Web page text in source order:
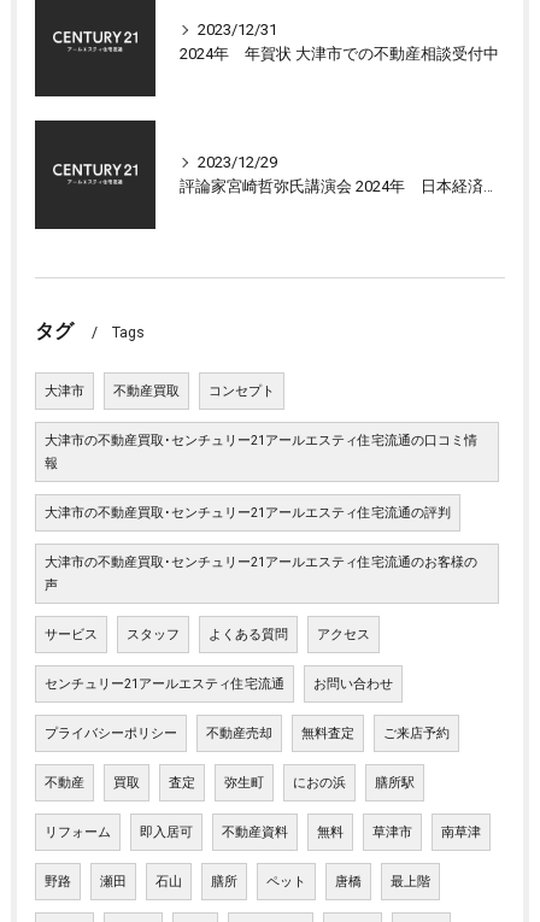
2023/12/31
2024年 年賀状 大津市での不動産相談受付中
2023/12/29
評論家宮崎哲弥氏講演会 2024年 日本経済の展望について
タグ Tags
大津市 不動産買取 コンセプト
大津市の不動産買取･センチュリー21アールエスティ住宅流通の口コミ情
報
大津市の不動産買取･センチュリー21アールエスティ住宅流通の評判
大津市の不動産買取･センチュリー21アールエスティ住宅流通のお客様の
声
サービス スタッフ よくある質問 アクセス
センチュリー21アールエスティ住宅流通 お問い合わせ
プライバシーポリシー 不動産売却 無料査定 ご来店予約
不動産 買取 査定 弥生町 におの浜 膳所駅
リフォーム 即入居可 不動産資料 無料 草津市 南草津
野路 瀬田 石山 膳所 ペット 唐橋 最上階